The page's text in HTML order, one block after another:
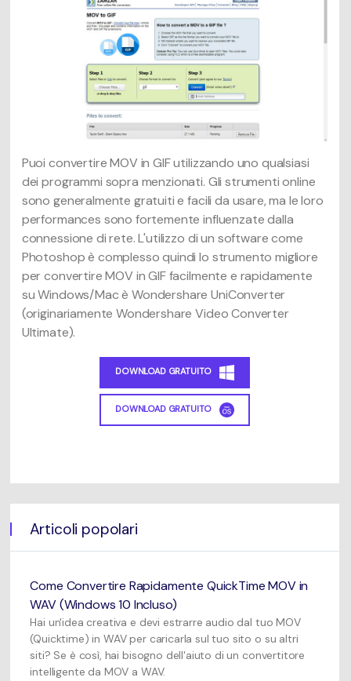
Puoi convertire MOV in GIF utilizzando uno qualsiasi
dei programmi sopra menzionati. Gli strumenti online
sono generalmente gratuiti e facili da usare, ma le loro
performances sono fortemente influenzate dalla
connessione di rete. L'utilizzo di un software come
Photoshop è complesso quindi lo strumento migliore
per convertire MOV in GIF facilmente e rapidamente
su Windows/Mac è Wondershare UniConverter
(originariamente Wondershare Video Converter
Ultimate).
DOWNLOAD GRATUITO
DOWNLOAD GRATUITO
Articoli popolari
Come Convertire Rapidamente QuickTime MOV in
WAV (Windows 10 Incluso)
Hai un'idea creativa e devi estrarre audio dal tuo MOV
(Quicktime) in WAV per caricarla sul tuo sito o su altri
siti? Se è così, hai bisogno dell'aiuto di un convertitore
intelligente da MOV a WAV.